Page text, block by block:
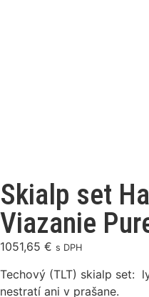
Skialp set
Viazanie
1051,65 € s DPH
Techový (TLT) skialp set:
nestratí ani v prašane.